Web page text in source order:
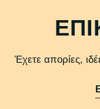
Έχετε απορίες,